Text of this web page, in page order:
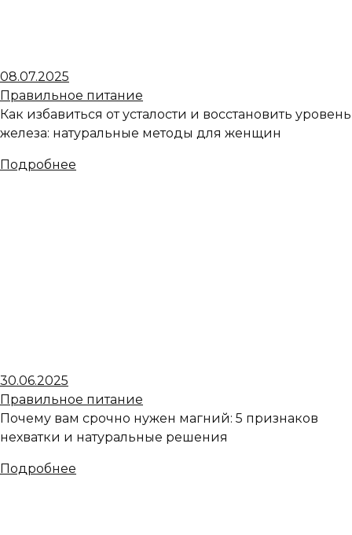
08.07.2025
Правильное питание
Как избавиться от усталости и восстановить уровень
железа: натуральные методы для женщин
Подробнее
30.06.2025
Правильное питание
Почему вам срочно нужен магний: 5 признаков
нехватки и натуральные решения
Подробнее